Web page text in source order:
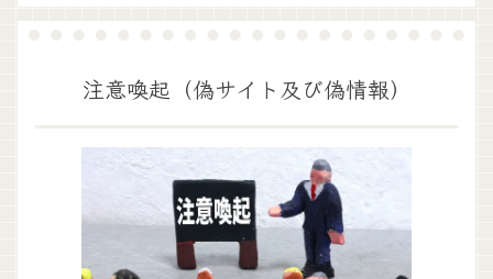
注意喚起（偽サイト及び偽情報）